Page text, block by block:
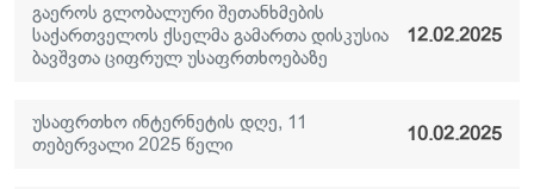
გაეროს გლობალური შეთანხმების
საქართველოს ქსელმა გამართა დისკუსია
ბავშვთა ციფრულ უსაფრთხოებაზე
12.02.2025
უსაფრთხო ინტერნეტის დღე, 11
თებერვალი 2025 წელი
10.02.2025